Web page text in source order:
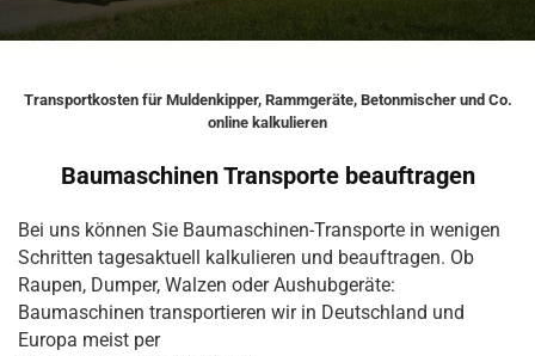
Transportkosten für Muldenkipper, Rammgeräte, Betonmischer und Co.
online kalkulieren
Baumaschinen Transporte beauftragen
Bei uns können Sie Baumaschinen-Transporte in wenigen
Schritten tagesaktuell kalkulieren und beauftragen. Ob
Raupen, Dumper, Walzen oder Aushubgeräte:
Baumaschinen transportieren wir in Deutschland und
Europa meist per